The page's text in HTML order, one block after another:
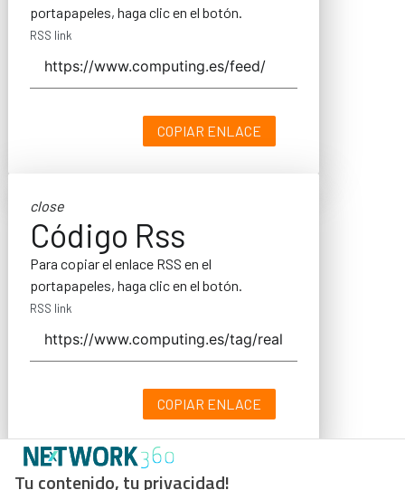
Tu contenido, tu privacidad!
portapapeles, haga clic en el botón.
RSS link
COPIAR ENLACE
close
Código Rss
Para copiar el enlace RSS en el
portapapeles, haga clic en el botón.
RSS link
COPIAR ENLACE